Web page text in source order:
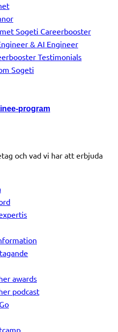
Sogeti Careerbooster
& AI Engineer
Testimonials
Sogeti
program
och vad vi har att erbjuda
awards
podcast